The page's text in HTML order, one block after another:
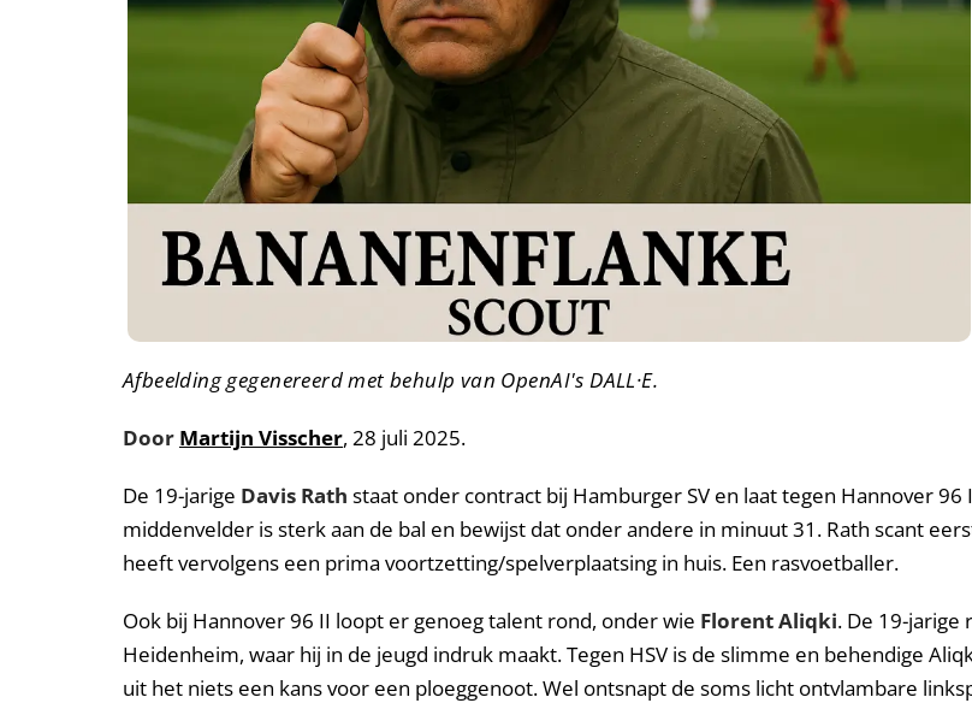
Afbeelding gegenereerd met behulp van OpenAI's DALL·E.
Door Martijn Visscher, 28 juli 2025.
De 19-jarige Davis Rath staat onder contract bij Hamburger SV en laat tegen Hannover
middenvelder is sterk aan de bal en bewijst dat onder andere in minuut 31. Rath scant
heeft vervolgens een prima voortzetting/spelverplaatsing in huis. Een rasvoetballer.
Ook bij Hannover 96 II loopt er genoeg talent rond, onder wie Florent Aliqki. De 19-
Heidenheim, waar hij in de jeugd indruk maakt. Tegen HSV is de slimme en behendige
uit het niets een kans voor een ploeggenoot. Wel ontsnapt de soms licht ontvlambare